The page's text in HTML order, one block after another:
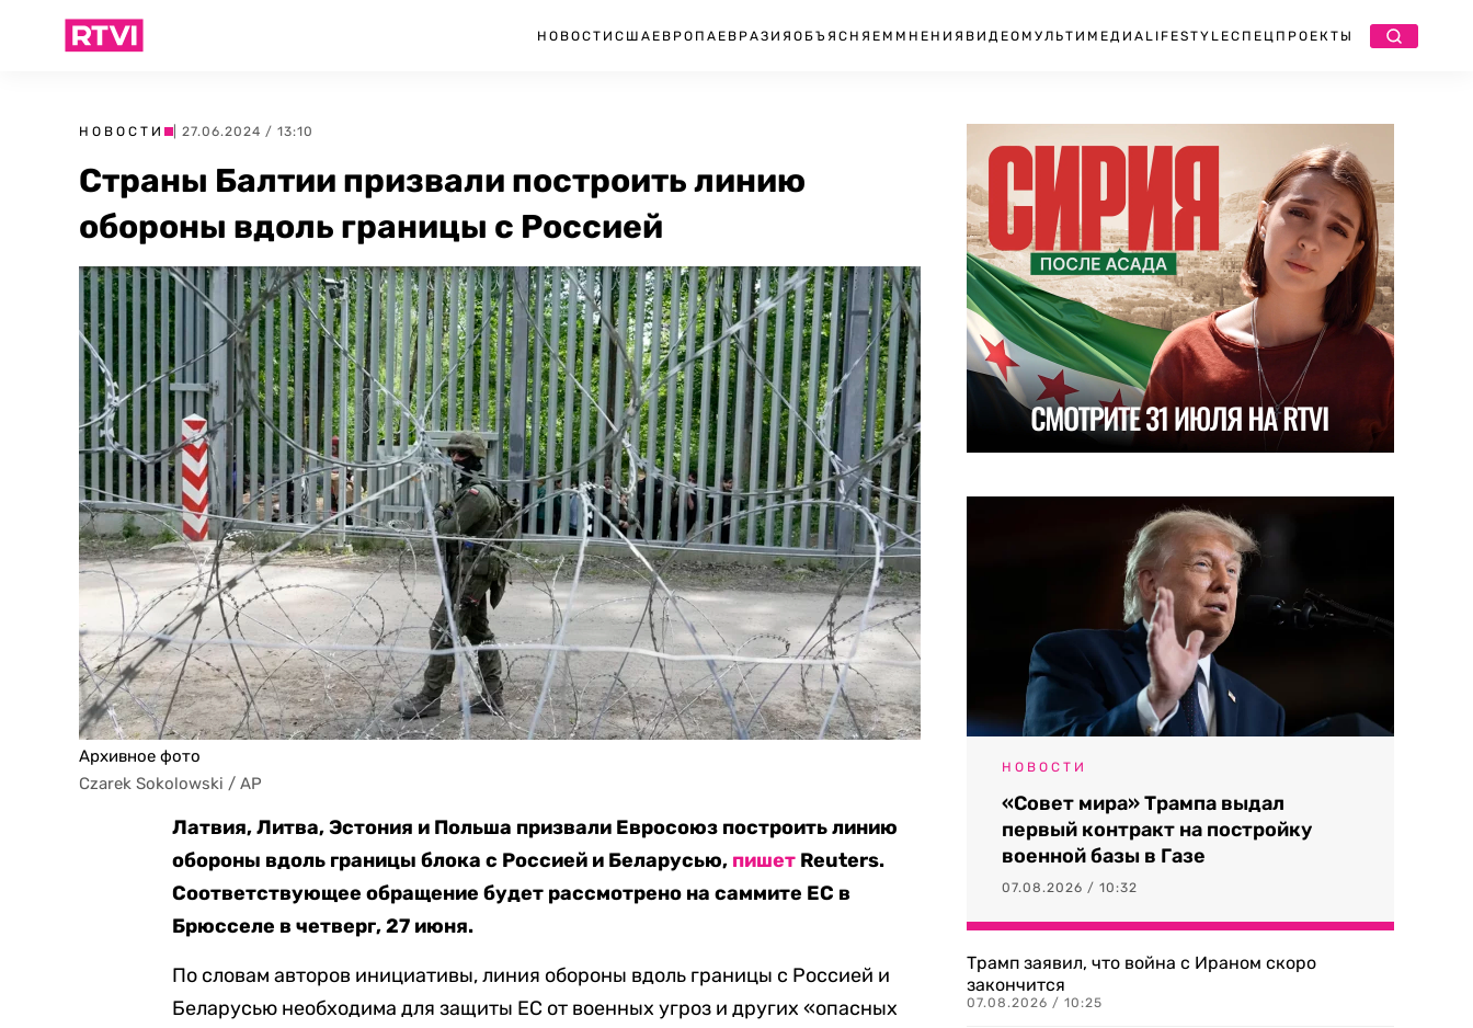
НОВОСТИ США ЕВРОПА ЕВРАЗИЯ ОБЪЯСНЯЕМ МНЕНИЯ ВИДЕО МУЛЬТИМЕДИА LIFESTYLEСПЕЦПРОЕКТЫ
НОВОСТИ | 27.06.2024 / 13:10
Страны Балтии призвали построить линию
обороны вдоль границы с Россией
Архивное фото
Czarek Sokolowski / AP
Латвия, Литва, Эстония и Польша призвали Евросоюз построить линию
обороны вдоль границы блока с Россией и Беларусью, пишет Reuters.
Соответствующее обращение будет рассмотрено на саммите ЕС в
Брюсселе в четверг, 27 июня.
По словам авторов инициативы, линия обороны вдоль границы с Россией и
Беларусью необходима для защиты ЕС от военных угроз и других «опасных
НОВОСТИ
«Совет мира» Трампа выдал
первый контракт на постройку
военной базы в Газе
07.08.2026 / 10:32
Трамп заявил, что война с Ираном скоро
закончится
07.08.2026 / 10:25